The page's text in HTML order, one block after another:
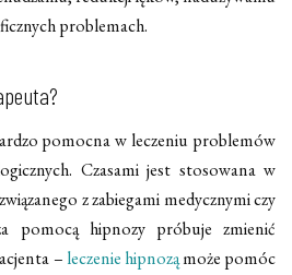
problemach.
pomocna w leczeniu problemów
Czasami jest stosowana w
z zabiegami medycznymi czy
pomocą hipnozy próbuje zmienić
– leczenie hipnoząmoże pomóc